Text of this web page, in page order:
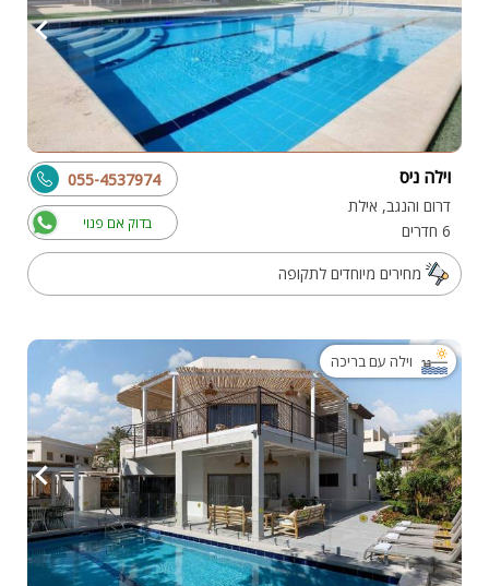
וילה ניס
דרום והנגב, אילת
6 חדרים
בדוק אם פנוי
055-4537974
מחירים מיוחדים לתקופה
וילה עם בריכה